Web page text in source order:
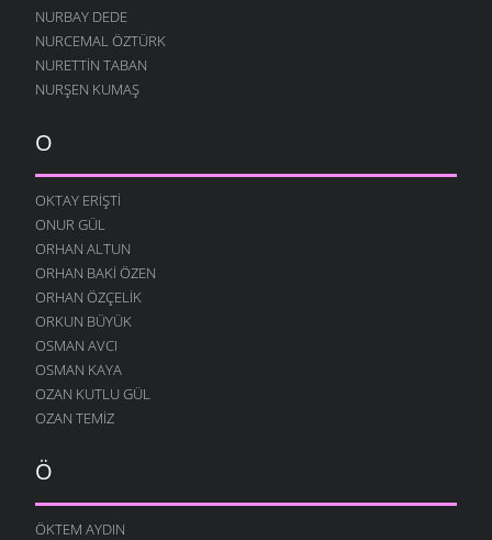
10 AĞUSTOS 2004
YAĞMURLU ŞIIR
10 AĞUSTOS 2004
10 AĞUSTOS 2004
YENIDEN
10 AĞUSTOS 2004
DILFEZ
24 TEMMUZ 2004
NURBAY DEDE
NURCEMAL ÖZTÜRK
NURETTIN TABAN
NURŞEN KUMAŞ
O
OKTAY ERIŞTI
ONUR GÜL
ORHAN ALTUN
ORHAN BAKI ÖZEN
ORHAN ÖZÇELIK
ORKUN BÜYÜK
OSMAN AVCI
OSMAN KAYA
OZAN KUTLU GÜL
OZAN TEMIZ
Ö
ÖKTEM AYDIN